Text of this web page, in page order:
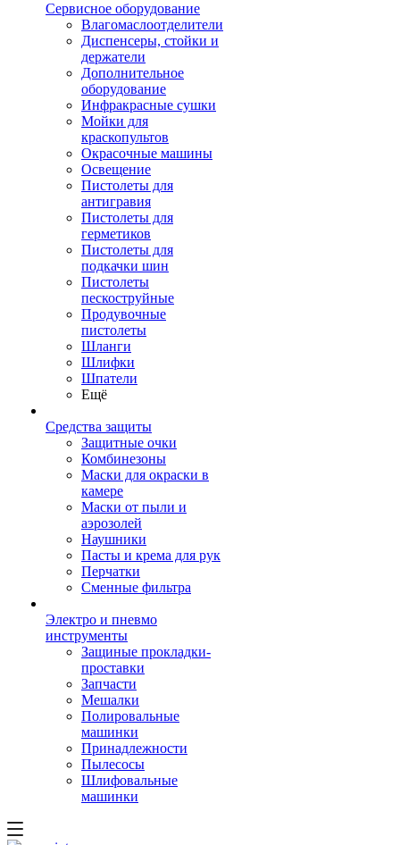
Сервисное оборудование
Влагомаслоотделители
Диспенсеры, стойки и
держатели
Дополнительное
оборудование
Инфракрасные сушки
Мойки для
краскопультов
Окрасочные машины
Освещение
Пистолеты для
антигравия
Пистолеты для
герметиков
Пистолеты для
подкачки шин
Пистолеты
пескоструйные
Продувочные
пистолеты
Шланги
Шлифки
Шпатели
Ещё
Средства защиты
Защитные очки
Комбинезоны
Маски для окраски в
камере
Маски от пыли и
аэрозолей
Наушники
Пасты и крема для рук
Перчатки
Сменные фильтра
Электро и пневмо
инструменты
Защиные прокладки-
проставки
Запчасти
Мешалки
Полировальные
машинки
Принадлежности
Пылесосы
Шлифовальные
машинки